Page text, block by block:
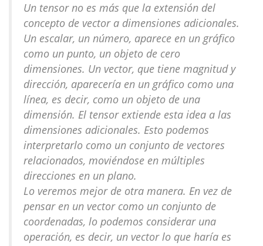
Un tensor no es más que la extensión del
concepto de vector a dimensiones adicionales.
Un escalar, un número, aparece en un gráfico
como un punto, un objeto de cero
dimensiones. Un vector, que tiene magnitud y
dirección, aparecería en un gráfico como una
línea, es decir, como un objeto de una
dimensión. El tensor extiende esta idea a las
dimensiones adicionales. Esto podemos
interpretarlo como un conjunto de vectores
relacionados, moviéndose en múltiples
direcciones en un plano.
Lo veremos mejor de otra manera. En vez de
pensar en un vector como un conjunto de
coordenadas, lo podemos considerar una
operación, es decir, un vector lo que haría es